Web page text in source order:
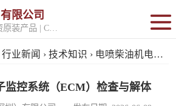
限公司
行业新闻 › 技术知识 › 电喷柴油机电子监控系统（ECM）检查与解体
监控系统（ECM）检查与解体